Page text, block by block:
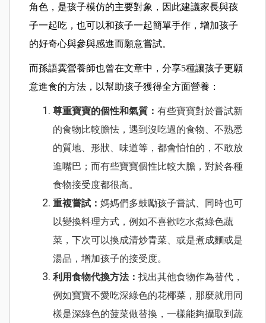
角色，是孩子模仿的主要對象，因此建議家長與孩
子一起吃，也可以和孩子一起簡單手作，增加孩子
的好奇心與參與感進而願意嘗試。
而孫語霙營養師也曾在文章中，分享5種讓孩子更願
意進食的方法，以幫助孩子獲得全方面營養：
尊重寶寶的個性和氣質：有些寶寶對於嘗試新
的食物比較膽怯，遇到沒吃過的食物、不熟悉
的質地、形狀、味道等，都會怕怕的，不敢放
進嘴巴；而有些寶寶個性比較大膽，對於各種
食物接受度都很高。
重複嘗試：媽媽們多鼓勵孩子嘗試、同時也可
以變換料理方式，例如不喜歡吃水煮綠色蔬
菜，下次可以換成清炒青菜、或是煮成麵或是
湯品，增加孩子的接受度。
利用食物代換方法：找出其他食物作為替代，
例如寶寶不愛吃深綠色的花椰菜，那麼就用同
樣是深綠色的菠菜做替換，一樣能夠攝取到蔬